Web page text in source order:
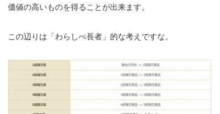
価値の高いものを得ることが出来ます。
この辺りは「わらしべ長者」的な考えですな。